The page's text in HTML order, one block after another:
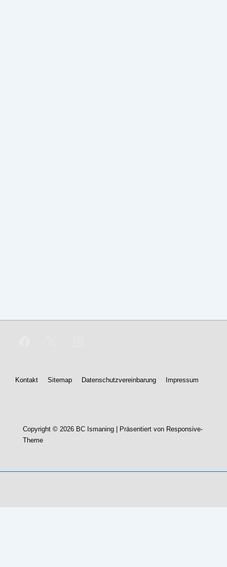
Footer-
Kontakt Sitemap Datenschutzvereinbarung Impressum
Copyright © 2026 BC Ismaning | Präsentiert von Responsive-
Theme